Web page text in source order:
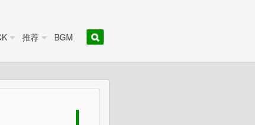
推荐 BGM